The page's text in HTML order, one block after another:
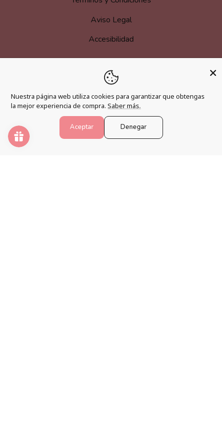
Aviso Legal
Accesibilidad
MÁS INFORMACIÓN
Hazte afiliado
Programa de fidelización
Nuestra página web utiliza cookies para garantizar que obtengas
la mejor experiencia de compra. Saber más.
Aceptar Denegar